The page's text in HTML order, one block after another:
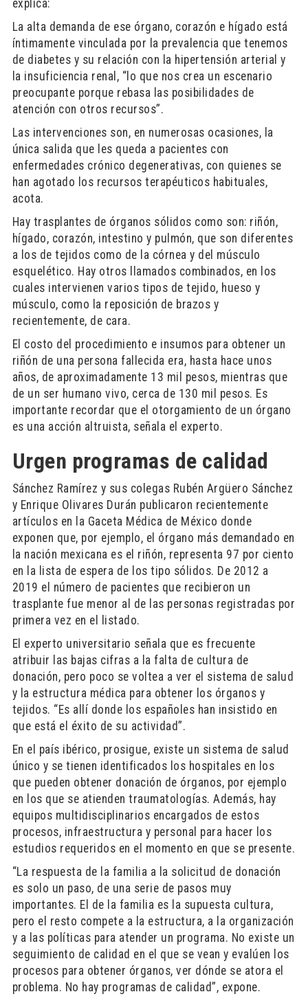
explica:
La alta demanda de ese órgano, corazón e hígado está
íntimamente vinculada por la prevalencia que tenemos
de diabetes y su relación con la hipertensión arterial y
la insuficiencia renal, “lo que nos crea un escenario
preocupante porque rebasa las posibilidades de
atención con otros recursos”.
Las intervenciones son, en numerosas ocasiones, la
única salida que les queda a pacientes con
enfermedades crónico degenerativas, con quienes se
han agotado los recursos terapéuticos habituales,
acota.
Hay trasplantes de órganos sólidos como son: riñón,
hígado, corazón, intestino y pulmón, que son diferentes
a los de tejidos como de la córnea y del músculo
esquelético. Hay otros llamados combinados, en los
cuales intervienen varios tipos de tejido, hueso y
músculo, como la reposición de brazos y
recientemente, de cara.
El costo del procedimiento e insumos para obtener un
riñón de una persona fallecida era, hasta hace unos
años, de aproximadamente 13 mil pesos, mientras que
de un ser humano vivo, cerca de 130 mil pesos. Es
importante recordar que el otorgamiento de un órgano
es una acción altruista, señala el experto.
Urgen programas de calidad
Sánchez Ramírez y sus colegas Rubén Argüero Sánchez
y Enrique Olivares Durán publicaron recientemente
artículos en la Gaceta Médica de México donde
exponen que, por ejemplo, el órgano más demandado en
la nación mexicana es el riñón, representa 97 por ciento
en la lista de espera de los tipo sólidos. De 2012 a
2019 el número de pacientes que recibieron un
trasplante fue menor al de las personas registradas por
primera vez en el listado.
El experto universitario señala que es frecuente
atribuir las bajas cifras a la falta de cultura de
donación, pero poco se voltea a ver el sistema de salud
y la estructura médica para obtener los órganos y
tejidos. “Es allí donde los españoles han insistido en
que está el éxito de su actividad”.
En el país ibérico, prosigue, existe un sistema de salud
único y se tienen identificados los hospitales en los
que pueden obtener donación de órganos, por ejemplo
en los que se atienden traumatologías. Además, hay
equipos multidisciplinarios encargados de estos
procesos, infraestructura y personal para hacer los
estudios requeridos en el momento en que se presente.
“La respuesta de la familia a la solicitud de donación
es solo un paso, de una serie de pasos muy
importantes. El de la familia es la supuesta cultura,
pero el resto compete a la estructura, a la organización
y a las políticas para atender un programa. No existe un
seguimiento de calidad en el que se vean y evalúen los
procesos para obtener órganos, ver dónde se atora el
problema. No hay programas de calidad”, expone.